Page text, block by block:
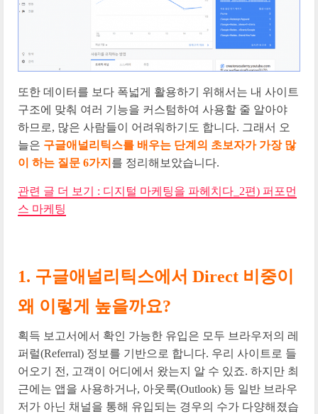
또한 데이터를 보다 폭넓게 활용하기 위해서는 내 사이트
구조에 맞춰 여러 기능을 커스텀하여 사용할 줄 알아야
하므로, 많은 사람들이 어려워하기도 합니다. 그래서 오
늘은 구글애널리틱스를 배우는 단계의 초보자가 가장 많
이 하는 질문 6가지 를 정리해보았습니다.
관련 글 더 보기 : 디지털 마케팅을 파헤치다_2편) 퍼포먼
스 마케팅
1. 구글애널리틱스에서 Direct 비중이
왜 이렇게 높을까요?
획득 보고서에서 확인 가능한 유입은 모두 브라우저의 레
퍼럴(Referral) 정보를 기반으로 합니다. 우리 사이트로 들
어오기 전, 고객이 어디에서 왔는지 알 수 있죠. 하지만 최
근에는 앱을 사용하거나, 아웃룩(Outlook) 등 일반 브라우
저가 아닌 채널을 통해 유입되는 경우의 수가 다양해졌습